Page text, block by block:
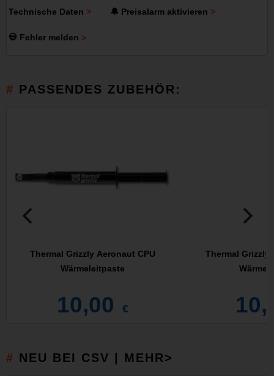
Technische Daten 🔔 Preisalarm aktivieren
💀 Fehler melden
PASSENDES ZUBEHÖR:
Thermal Grizzly Aeronaut CPU
Wärmeleitpaste
10,00 €
Thermal Grizzly
NEU BEI CSV | MEHR>